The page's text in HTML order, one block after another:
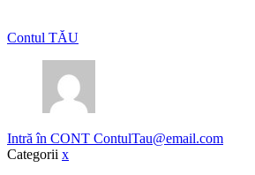
Contul TĂU
Intră în CONT ContulTau@email.com
Categorii x